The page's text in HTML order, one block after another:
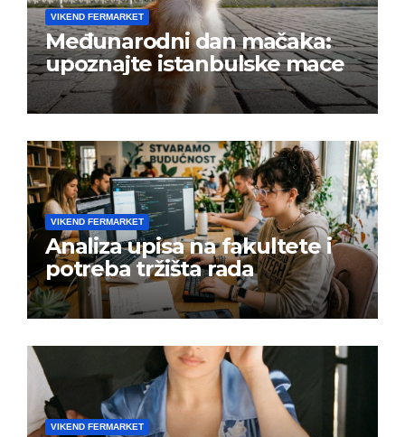
VIKEND FERMARKET
Međunarodni dan mačaka:
upoznajte istanbulske mace
VIKEND FERMARKET
Analiza upisa na fakultete i
potreba tržišta rada
VIKEND FERMARKET